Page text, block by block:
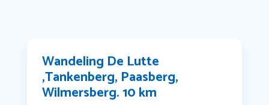
Wandeling De Lutte
,Tankenberg, Paasberg,
Wilmersberg. 10 km